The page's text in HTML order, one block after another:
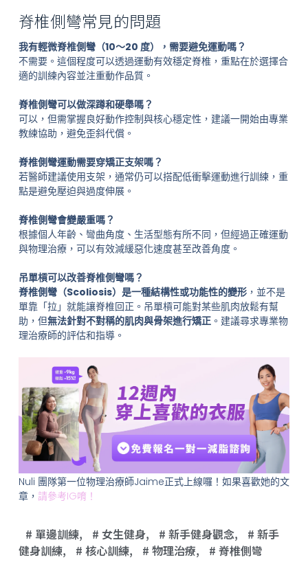
脊椎側彎常見的問題
我有輕微脊椎側彎（10～20 度），需要避免運動嗎？
不需要。這個程度可以透過運動有效穩定脊椎，重點在於選擇合
適的訓練內容並注重動作品質。
脊椎側彎可以做深蹲和硬舉嗎？
可以，但需掌握良好動作控制與核心穩定性，建議一開始由專業
教練協助，避免歪斜代償。
脊椎側彎運動需要穿矯正支架嗎？
若醫師建議使用支架，通常仍可以搭配低衝擊運動進行訓練，重
點是避免壓迫與過度伸展。
脊椎側彎會變嚴重嗎？
根據個人年齡、彎曲角度、生活型態有所不同，但經過正確運動
與物理治療，可以有效減緩惡化速度甚至改善角度。
吊單槓可以改善脊椎側彎嗎？
脊椎側彎（Scoliosis）是一種結構性或功能性的變形，並不是
單靠「拉」就能讓脊椎回正。吊單槓可能對某些肌肉放鬆有幫
助，但無法針對不對稱的肌肉與骨架進行矯正。建議尋求專業物
理治療師的評估和指導。
Nuli 團隊第一位物理治療師Jaime正式上線囉！如果喜歡她的文
章， 請參考IG唷！
單邊訓練, 女生健身, 新手健身觀念,
新手
健身訓練, 核心訓練, 物理治療, 脊椎側彎